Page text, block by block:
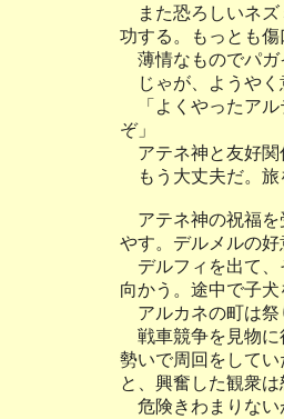
また恐ろしいネズ
功する。もっとも
薄情なものでパガ
じゃが、ようやく
「よくやったアル
ぞ」
アテネ神と友好関
もう大丈夫だ。旅
アテネ神の祝福を
やす。デルメルの
デルフィを出て、
向かう。途中で子
アルカネの町は祭
戦車競争を見物に
勢いで周回をして
と、興奮した観衆は
危険きわまりない